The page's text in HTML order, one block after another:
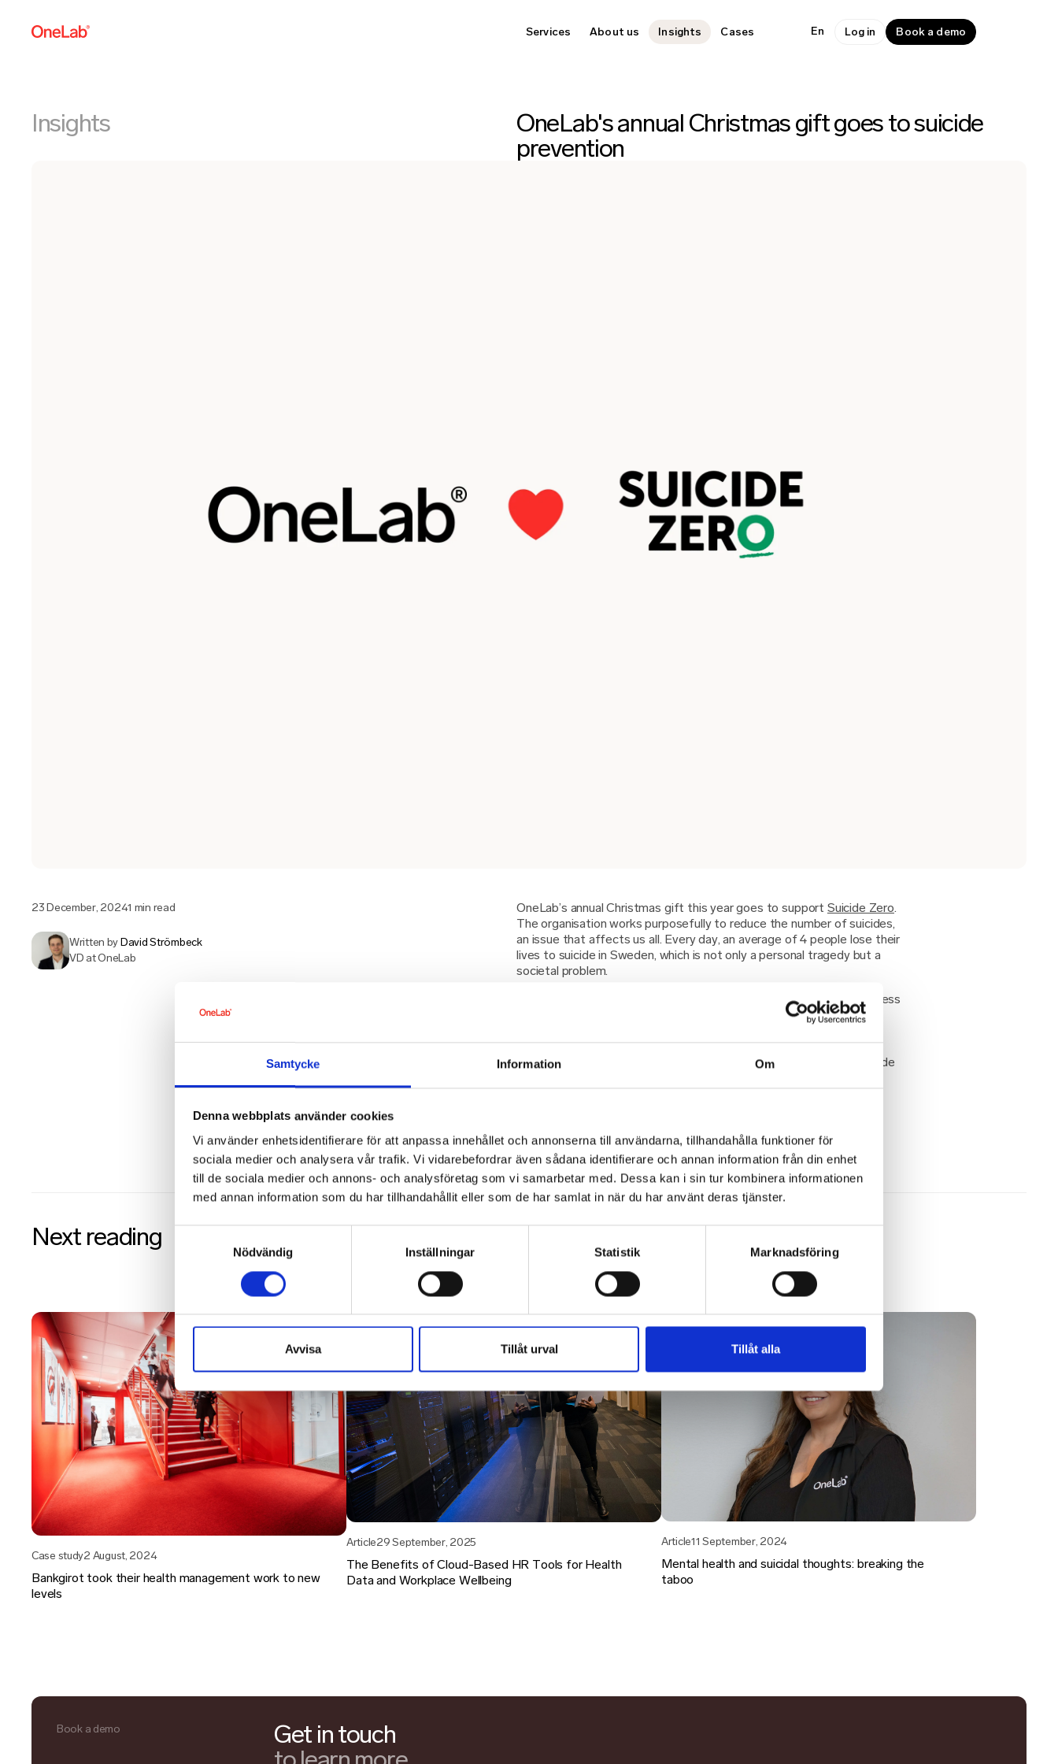
Samtycke Information Om
Denna webbplats använder cookies
Vi använder enhetsidentifierare för att anpassa innehållet och annonserna till användarna, tillhandahålla funktioner för
sociala medier och analysera vår trafik. Vi vidarebefordrar även sådana identifierare och annan information från din enhet
till de sociala medier och annons- och analysföretag som vi samarbetar med. Dessa kan i sin tur kombinera informationen
med annan information som du har tillhandahållit eller som de har samlat in när du har använt deras tjänster.
Nödvändig
Inställningar Statistik Marknadsföring
Avvisa Tillåt urval Tillåt alla
Services About us Insights Cases En Log in Book a demo
Insights
OneLab's annual Christmas gift goes to suicide
prevention
23 December, 20241 min read
Written byDavid Strömbeck
VD at OneLab
OneLab’s annual Christmas gift this year goes to support Suicide Zero
The organisation works purposefully to reduce the number of suicides,
an issue that affects us all. Every day, an average of 4 people lose their
lives to suicide in Sweden, which is not only a personal tragedy but a
societal problem.
At OneLab, we identify and meet employees with severe mental illness
or suicidal thoughts on a daily basis, which makes the issue extra
Zero’s important work of raising awareness of the issue, identifying
societal shortcomings and spreading knowledge in the name of suicide
Next reading
Case study2 August, 2024
Bankgirot took their health management work to new
levels
Article29 September, 2025
The Benefits of Cloud-Based HR Tools for Health
Data and Workplace Wellbeing
Article11 September, 2024
Mental health and suicidal thoughts: breaking the
taboo
Book a demo
Get in touch